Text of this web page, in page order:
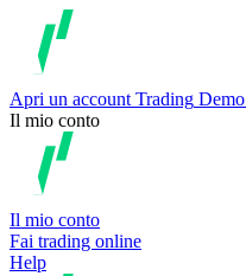
Apri un account Trading Demo
Il mio conto
Il mio conto
Fai trading online
Help